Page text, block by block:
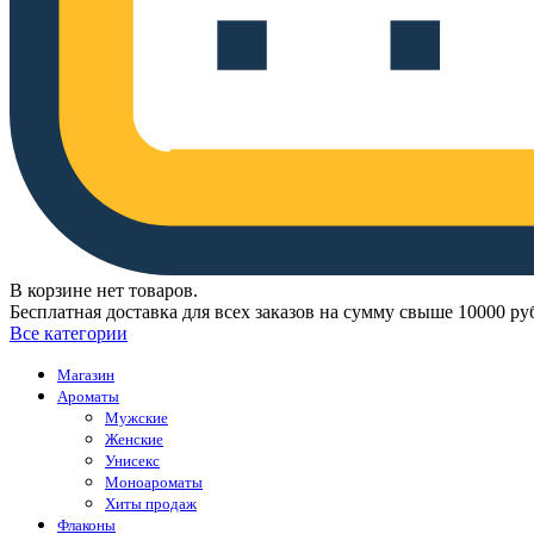
В корзине нет товаров.
Бесплатная доставка для всех заказов на сумму свыше 10000
Все категории
Магазин
Ароматы
Мужские
Женские
Унисекс
Моноароматы
Хиты продаж
Флаконы